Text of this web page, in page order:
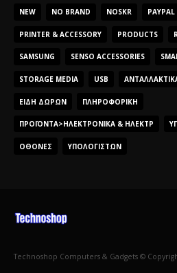
NEW NO BRAND NOSKR PAYPAL
PRINTER & ACCESSORY PRODUCTS
SAMSUNG SENSO ACCESSORIES
STORAGE MEDIA USB
ΕΊΔΗ ΔΏΡΩΝ ΠΛΗΡΟΦΟΡΙΚΉ
ΠΡΟΪΌΝΤΑ>ΗΛΕΚΤΡΟΝΙΚΆ & ΗΛΕΚΤΡ
ΟΘΌΝΕΣ ΥΠΟΛΟΓΙΣΤΏΝ
Technoshop Computers & Gadgets ©